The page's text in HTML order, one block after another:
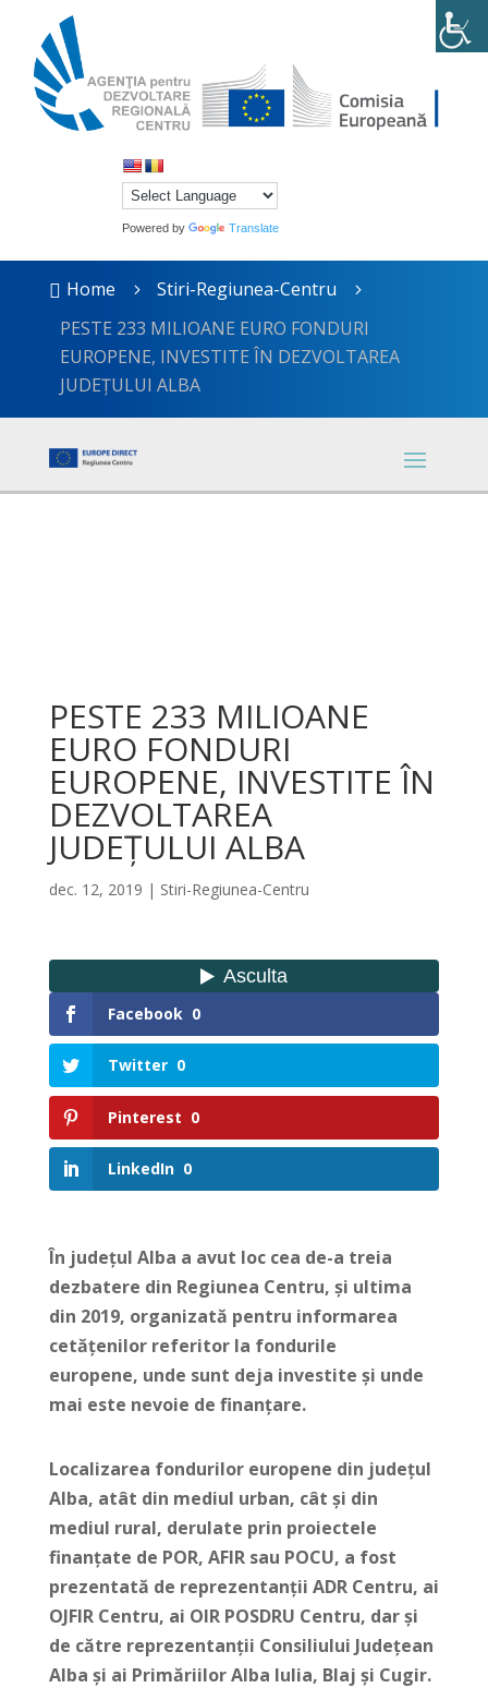
Powered by Translate
 Home 5 Stiri-Regiunea-Centru 5
PESTE 233 MILIOANE EURO FONDURI
EUROPENE, INVESTITE ÎN DEZVOLTAREA
JUDEȚULUI ALBA
PESTE 233 MILIOANE
EURO FONDURI
EUROPENE, INVESTITE ÎN
DEZVOLTAREA
JUDEȚULUI ALBA
dec. 12, 2019 | Stiri-Regiunea-Centru
Facebook 0
Twitter 0
Pinterest 0
LinkedIn 0
În județul Alba a avut loc cea de-a treia
dezbatere din Regiunea Centru, și ultima
din 2019, organizată pentru informarea
cetățenilor referitor la fondurile
europene, unde sunt deja investite și unde
mai este nevoie de finanțare.
Localizarea fondurilor europene din județul
Alba, atât din mediul urban, cât și din
mediul rural, derulate prin proiectele
finanțate de POR, AFIR sau POCU, a fost
prezentată de reprezentanții ADR Centru, ai
OJFIR Centru, ai OIR POSDRU Centru, dar și
de către reprezentanții Consiliului Județean
Alba și ai Primăriilor Alba Iulia, Blaj și Cugir.